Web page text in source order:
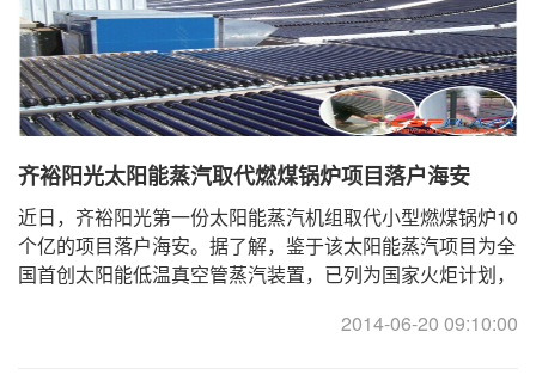
齐裕阳光太阳能蒸汽取代燃煤锅炉项目落户海安
近日，齐裕阳光第一份太阳能蒸汽机组取代小型燃煤锅炉10
个亿的项目落户海安。据了解，鉴于该太阳能蒸汽项目为全
国首创太阳能低温真空管蒸汽装置，已列为国家火炬计划，
2014-06-20 09:10:00